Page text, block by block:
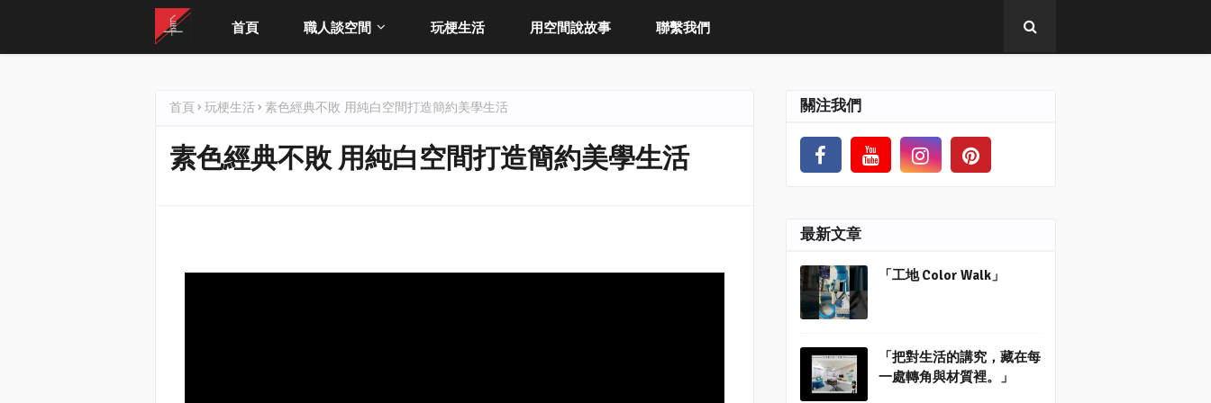
首頁 職人談空間 玩梗生活 用空間說故事 聯繫我們
首頁 玩梗生活 素色經典不敗 用純白空間打造簡約美學生活
素色經典不敗 用純白空間打造簡約美學生活
關注我們
最新文章
「工地 Color Walk」
「把對生活的講究，藏在每
一處轉角與材質裡。」